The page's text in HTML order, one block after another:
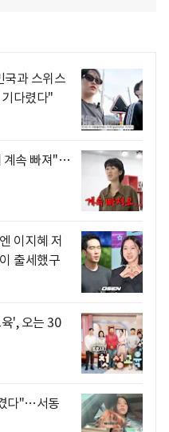
국과 스위스
다렸다"
계속 빠져"…
이지혜 저
출세했구
', 오는 30
다"…서동